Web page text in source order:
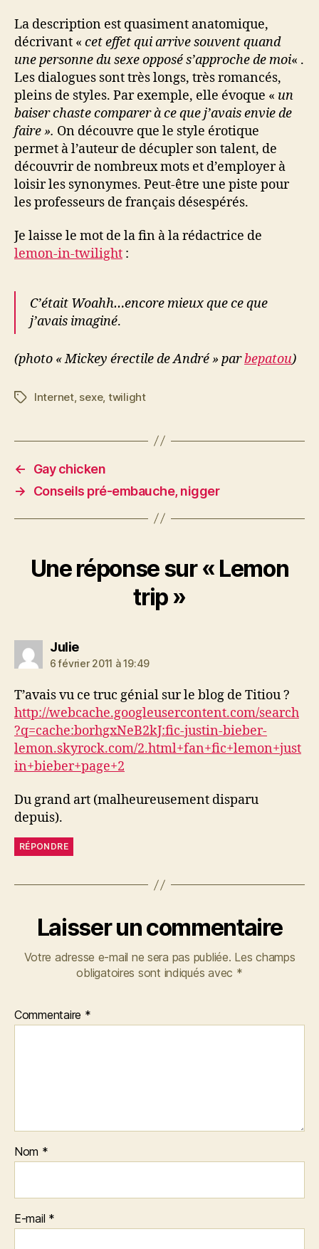
La description est quasiment anatomique,
décrivant « cet effet qui arrive souvent quand
une personne du sexe opposé s’approche de moi« .
Les dialogues sont très longs, très romancés,
pleins de styles. Par exemple, elle évoque « un
baiser chaste comparer à ce que j’avais envie de
faire ». On découvre que le style érotique
permet à l’auteur de décupler son talent, de
découvrir de nombreux mots et d’employer à
loisir les synonymes. Peut-être une piste pour
les professeurs de français désespérés.
Je laisse le mot de la fin à la rédactrice de
lemon-in-twilight :
C’était Woahh…encore mieux que ce que
j’avais imaginé.
(photo « Mickey érectile de André » parbepatou)
Étiquettes
Internet, sexe, twilight
←
Gay chicken
→
Conseils pré-embauche, nigger
Une réponse sur « Lemon
trip »
Juliedit :
6 février 2011 à 19:49
T’avais vu ce truc génial sur le blog de Titiou ?
http://webcache.googleusercontent.com/search
?q=cache:borhgxNeB2kJ:fic-justin-bieber-
lemon.skyrock.com/2.html+fan+fic+lemon+just
in+bieber+page+2
Du grand art (malheureusement disparu
depuis).
RÉPONDRE
Laisser un commentaire
Votre adresse e-mail ne sera pas publiée. Les champs
obligatoires sont indiqués avec *
Commentaire *
Nom *
E-mail *